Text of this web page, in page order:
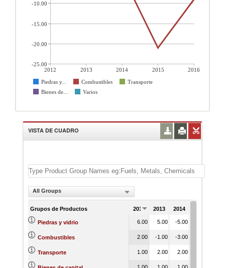
2012 2013 2014 2015
2016
Piedras y...
Combustibles
Transporte
Bienes de...
Varios
-10.00
-15.00
-20.00
-25.00
VISTA DE CUADRO
All Groups
Grupos de Productos 2012 2013 2014
Piedras y vidrio 6.00 5.00 -5.00
Combustibles 2.00 -1.00 -3.00
Transporte 1.00 2.00 2.00
1.00 1.00 1.00